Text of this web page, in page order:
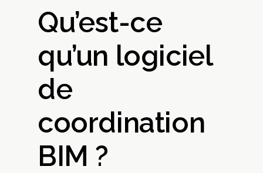
Qu’est-ce
qu’un logiciel
de
coordination
BIM ?